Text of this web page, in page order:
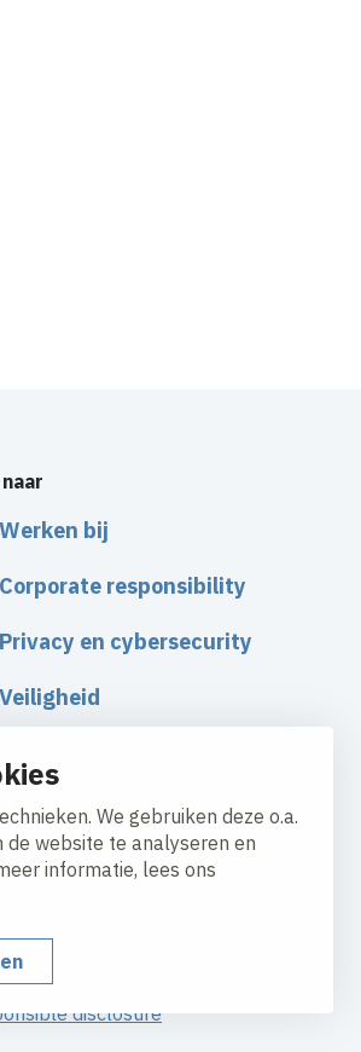
We gebruiken deze o.a.
website te analyseren en
informatie, lees ons
Werken bij
Corporate responsibility
Privacy en cybersecurity
Veiligheid
Algemene voorwaarden
disclosure